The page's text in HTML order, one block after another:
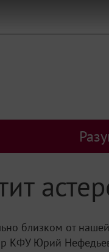
близком от
КФУ Юрий